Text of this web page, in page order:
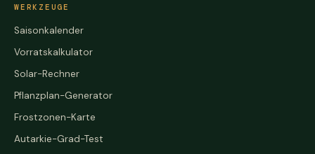
WERKZEUGE
Saisonkalender
Vorratskalkulator
Solar-Rechner
Pflanzplan-Generator
Frostzonen-Karte
Autarkie-Grad-Test